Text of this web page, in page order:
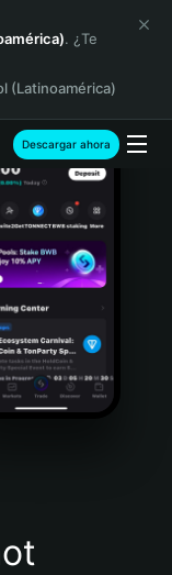
. ¿Te
(Latinoamérica)
Descargar ahora